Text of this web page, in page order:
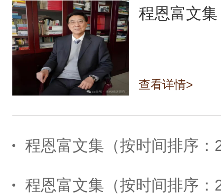
查看详情>
程恩富文集（按时间排序
程恩富文集（按时间排序